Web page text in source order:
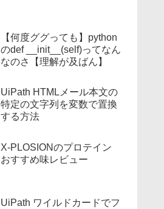
【何度ググっても】python
のdef __init__(self)ってなん
なのさ【理解が及ばん】
UiPath HTMLメール本文の
特定の文字列を変数で置換
する方法
X-PLOSIONのプロテイン
おすすめ味レビュー
UiPath ワイルドカードでフ